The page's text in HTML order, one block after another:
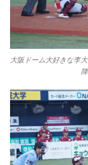
大阪ドーム大好きな李